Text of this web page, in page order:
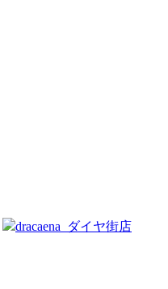
dracaena_ダイヤ街店